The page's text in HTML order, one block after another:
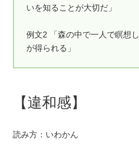
いを知ることが大切だ」
例文2 「森の中で一人で瞑想
が得られる」
【違和感】
読み方：いわかん